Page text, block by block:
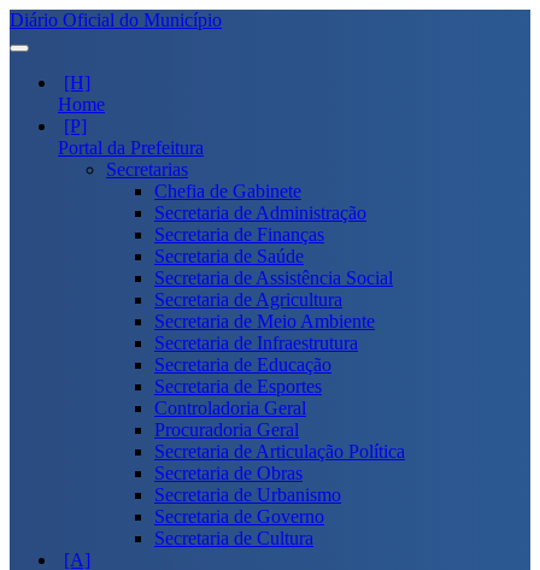
Diário Oficial do Município
Home
Portal da Prefeitura
Secretarias
Chefia de Gabinete
Secretaria de Administração
Secretaria de Finanças
Secretaria de Saúde
Secretaria de Assistência Social
Secretaria de Agricultura
Secretaria de Meio Ambiente
Secretaria de Infraestrutura
Secretaria de Educação
Secretaria de Esportes
Controladoria Geral
Procuradoria Geral
Secretaria de Articulação Política
Secretaria de Obras
Secretaria de Urbanismo
Secretaria de Governo
Secretaria de Cultura